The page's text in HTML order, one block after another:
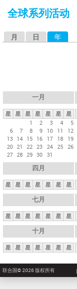
这
全球系列活动
月 日 年
一月
星 星 星 星 星 星
星
1
2 3 4
5
6
7 8 9 10 11
12
13 14 15 16 17 18
19
20 21 22 23 24 25 26
27 28 29 30 31
四月
星 星 星 星 星 星 星
七月
星 星 星 星 星 星 星
十月
星 星 星 星 星 星 星
联合国© 2026 版权所有